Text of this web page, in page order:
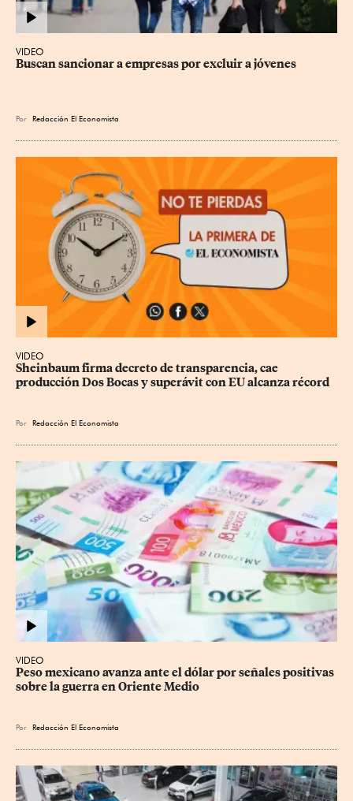
VIDEO
Buscan sancionar a empresas por excluir a jóvenes
Por Redacción El Economista
VIDEO
Sheinbaum firma decreto de transparencia, cae
producción Dos Bocas y superávit con EU alcanza récord
Por Redacción El Economista
VIDEO
Peso mexicano avanza ante el dólar por señales positivas
sobre la guerra en Oriente Medio
Por Redacción El Economista